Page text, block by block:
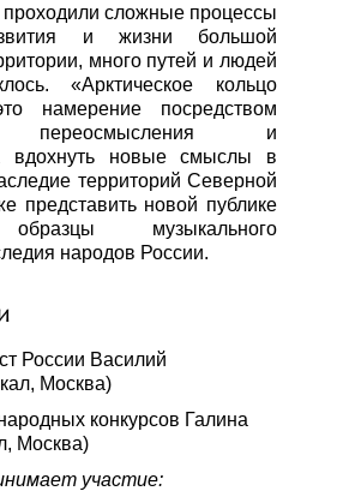
проходили сложные процессы
и жизни большой
много путей и людей
«Арктическое кольцо
намерение посредством
переосмысления и
вдохнуть новые смыслы в
территорий Северной
представить новой публике
музыкального
народов России.
России Василий
Москва)
конкурсов Галина
Москва)
участие: